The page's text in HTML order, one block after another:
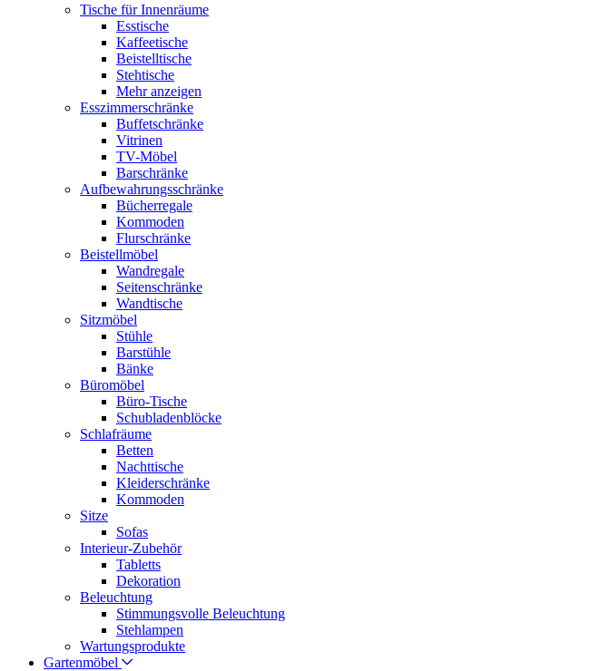
Tische für Innenräume
Esstische
Kaffeetische
Beistelltische
Stehtische
Mehr anzeigen
Esszimmerschränke
Buffetschränke
Vitrinen
TV-Möbel
Barschränke
Aufbewahrungsschränke
Bücherregale
Kommoden
Flurschränke
Beistellmöbel
Wandregale
Seitenschränke
Wandtische
Sitzmöbel
Stühle
Barstühle
Bänke
Büromöbel
Büro-Tische
Schubladenblöcke
Schlafräume
Betten
Nachttische
Kleiderschränke
Kommoden
Sitze
Sofas
Interieur-Zubehör
Tabletts
Dekoration
Beleuchtung
Stimmungsvolle Beleuchtung
Stehlampen
Wartungsprodukte
Gartenmöbel